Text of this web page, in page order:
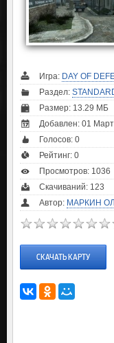
Игра: DAY OF
Раздел:
Размер: 13.29 МБ
Добавлен: 01
Голосов: 0
Рейтинг: 0
Просмотров: 1036
Скачиваний: 123
Автор: МАРКИН
СКАЧАТЬ КАРТУ